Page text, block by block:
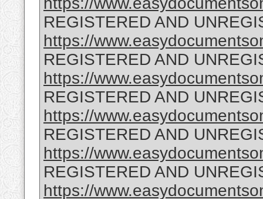
REGISTERED AND
https://
REGISTERED AND
https://
REGISTERED AND
https://
REGISTERED AND
https://
REGISTERED AND
https://